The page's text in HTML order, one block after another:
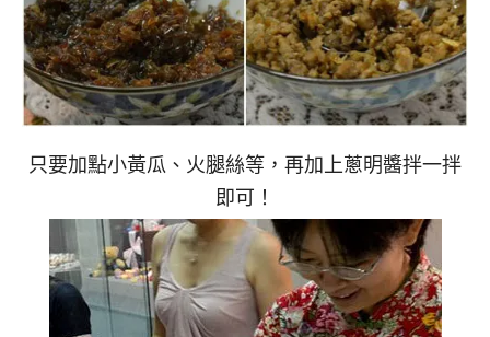
只要加點小黃瓜、火腿絲等，再加上蔥明醬拌一拌
即可！